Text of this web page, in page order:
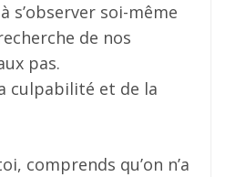
s’observer soi-même
de nos
pas.
culpabilité et de la
comprends qu’on n’a